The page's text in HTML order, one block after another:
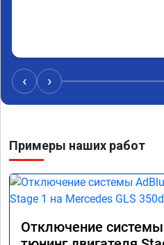
‹ ›
Примеры наших работ
Отключение